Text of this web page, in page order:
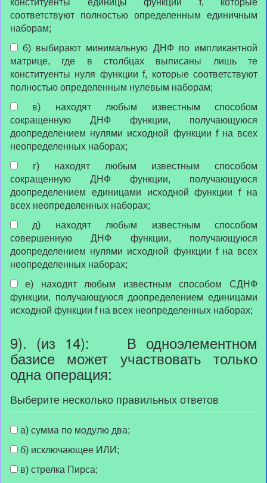
соответствуют полностью определенным единичным
наборам;
матрице, где в столбцах выписаны лишь те
конституенты нуля функции f, которые соответствуют
полностью определенным нулевым наборам;
сокращенную ДНФ функции, получающуюся
доопределением нулями исходной функции f на всех
неопределенных наборах;
сокращенную ДНФ функции, получающуюся
доопределением единицами исходной функции f на
всех неопределенных наборах;
совершенную ДНФ функции, получающуюся
доопределением нулями исходной функции f на всех
неопределенных наборах;
функции, получающуюся доопределением единицами
исходной функции f на всех неопределенных наборах;
9). (из 14): В одноэлементном
базисе может участвовать только
одна операция:
Выберите несколько правильных ответов
а) сумма по модулю два;
б) исключающее ИЛИ;
в) стрелка Пирса;